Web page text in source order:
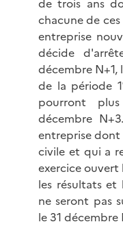
de trois ans
chacune de
entreprise
décide
décembre
de la période 1
pourront
décembre
entreprise dont
civile et qui a
exercice ouvert
les résultats
ne seront pas
le 31 décembre